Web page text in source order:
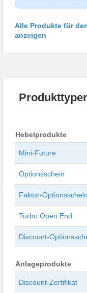
Alle Produkte für
anzeigen
Hebelprodukte
Mini-Future
Optionsschein
Faktor-Optionsschein
Turbo Open End
Discount-
Anlageprodukte
Discount-Zertifikat